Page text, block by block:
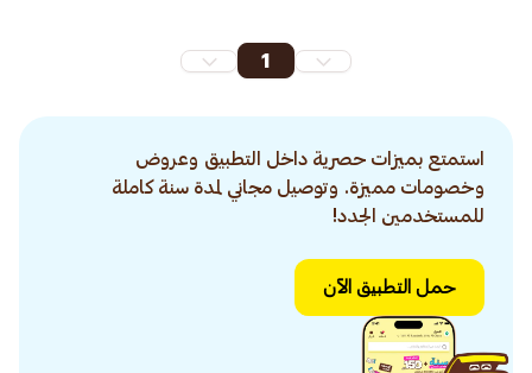
1
استمتع بميزات حصرية داخل التطبيق وعروض
وخصومات مميزة. وتوصيل مجاني لمدة سنة كاملة
للمستخدمين الجدد!
حمل التطبيق الآن